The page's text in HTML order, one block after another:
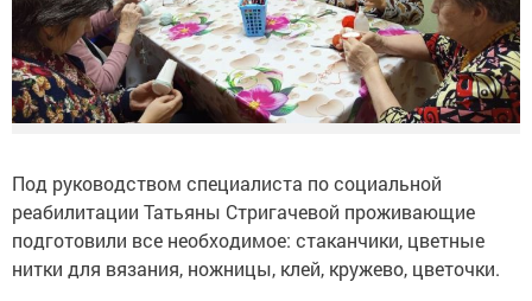
Под руководством специалиста по социальной
реабилитации Татьяны Стригачевой проживающие
подготовили все необходимое: стаканчики, цветные
нитки для вязания, ножницы, клей, кружево, цветочки.